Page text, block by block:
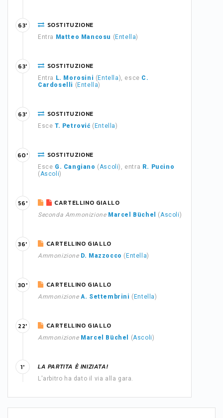
SOSTITUZIONE
Entra Matteo Mancosu ( Entella)
63'
SOSTITUZIONE
Entra L. Morosini ( Entella), esce C.
Cardoselli ( Entella)
63'
SOSTITUZIONE
Esce T. Petrović ( Entella)
63'
SOSTITUZIONE
Esce G. Cangiano (Ascoli), entra R. Pucino
(Ascoli)
60'
CARTELLINO GIALLO
Seconda Ammonizione Marcel Büchel (Ascoli)
56'
CARTELLINO GIALLO
Ammonizione D. Mazzocco ( Entella)
36'
CARTELLINO GIALLO
Ammonizione A. Settembrini ( Entella)
30'
CARTELLINO GIALLO
Ammonizione Marcel Büchel (Ascoli)
22'
LA PARTITA È INIZIATA!
L'arbitro ha dato il via alla gara.
1'